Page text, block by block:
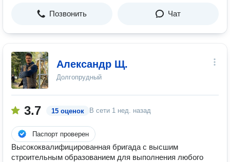
Позвонить Чат
Александр Щ.
Долгопрудный
3.7 15 оценок В сети 1 нед. назад
Паспорт проверен
Высококвалифицированная бригада с высшим
строительным образованием для выполнения любого